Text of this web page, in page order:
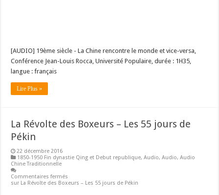
[AUDIO] 19ème siècle - La Chine rencontre le monde et vice-versa,
Conférence Jean-Louis Rocca, Université Populaire, durée : 1H35,
langue : français
Lire Plus »
La Révolte des Boxeurs – Les 55 jours de
Pékin
22 décembre 2016
1850-1950 Fin dynastie Qing et Debut republique,Audio,Audio,Audio
Chine Traditionnelle
Commentaires fermés
sur La Révolte des Boxeurs – Les 55 jours de Pékin